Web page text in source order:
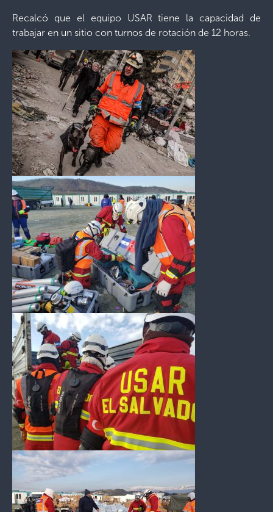
Recalcó que el equipo USAR tiene la capacidad de
trabajar en un sitio con turnos de rotación de 12 horas.